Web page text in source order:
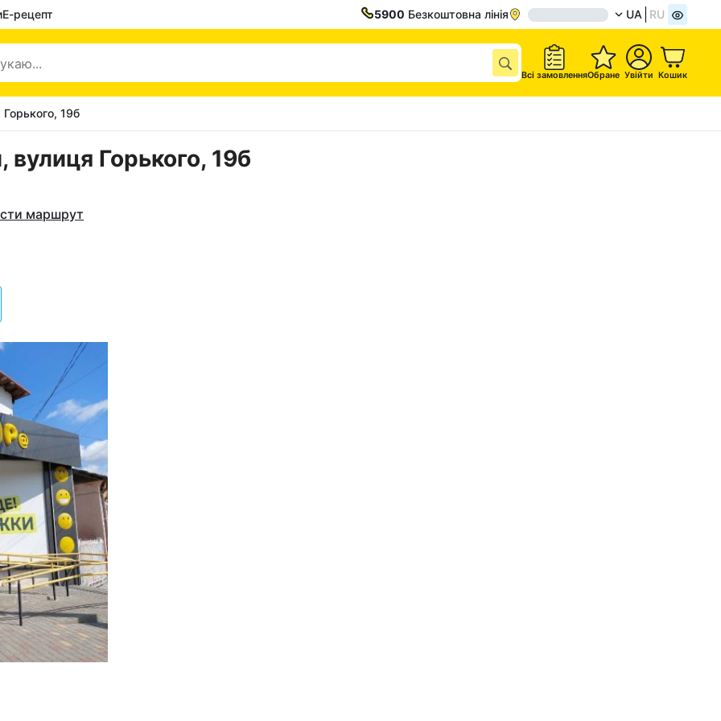
Е-рецепт 5900 Безкоштовна лінія UA RU
Всі замовленняОбране Увійти Кошик
19б
Горького, 19б
маршрут